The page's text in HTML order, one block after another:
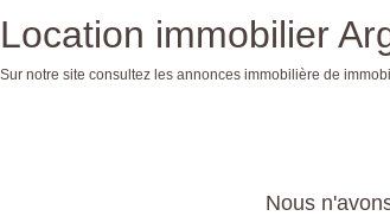
Location immobilier
Sur notre site consultez les annonces immobilière de
Nous